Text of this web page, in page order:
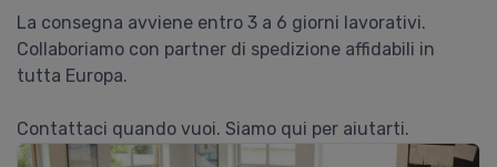
La consegna avviene entro 3 a 6 giorni lavorativi.
Collaboriamo con partner di spedizione affidabili in
tutta Europa.
Contattaci quando vuoi. Siamo qui per aiutarti.